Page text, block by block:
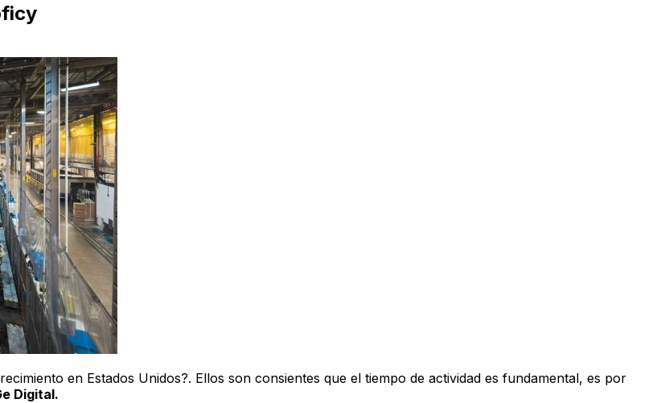
en Estados Unidos?. Ellos son consientes que el tiempo de actividad es fundamental, es por
Digital.